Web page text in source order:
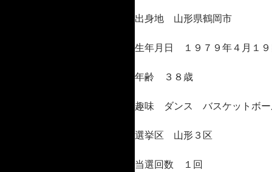
出身地 山形県鶴岡市
生年月日 １９７９年４月１９
年齢 ３８歳
趣味 ダンス バスケットボー
選挙区 山形３区
当選回数 １回